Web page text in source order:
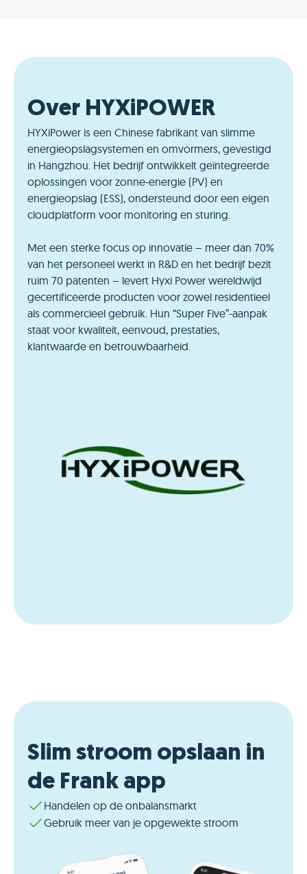
Over HYXiPOWER
HYXiPower is een Chinese fabrikant van slimme
energieopslagsystemen en omvormers, gevestigd
in Hangzhou. Het bedrijf ontwikkelt geïntegreerde
oplossingen voor zonne-energie (PV) en
energieopslag (ESS), ondersteund door een eigen
cloudplatform voor monitoring en sturing.
Met een sterke focus op innovatie – meer dan 70%
van het personeel werkt in R&D en het bedrijf bezit
ruim 70 patenten – levert Hyxi Power wereldwijd
gecertificeerde producten voor zowel residentieel
als commercieel gebruik. Hun “Super Five”-aanpak
staat voor kwaliteit, eenvoud, prestaties,
klantwaarde en betrouwbaarheid.
Slim stroom opslaan in
de Frank app
Handelen op de onbalansmarkt
Gebruik meer van je opgewekte stroom